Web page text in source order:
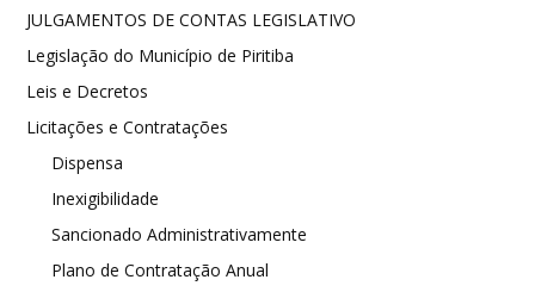
JULGAMENTOS DE CONTAS LEGISLATIVO
Legislação do Município de Piritiba
Leis e Decretos
Licitações e Contratações
Dispensa
Inexigibilidade
Sancionado Administrativamente
Plano de Contratação Anual